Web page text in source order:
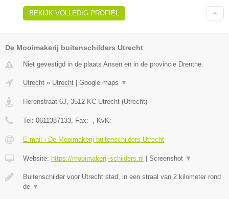
BEKIJK VOLLEDIG PROFIEL
De Mooimakerij buitenschilders Utrecht
Niet gevestigd in de plaats Ansen en in de provincie Drenthe.
Utrecht » Utrecht Google maps ▼
Herenstraat 6J 3512 KC Utrecht (Utrecht)
Tel: 0611387133 , Fax: - , KvK: -
E-mail › De Mooimakerij buitenschilders Utrecht
Website: https://mooimakerij-schilders.nl Screenshot ▼
Buitenschilder voor Utrecht stad, in een straal van 2 kilometer rond
de ▼